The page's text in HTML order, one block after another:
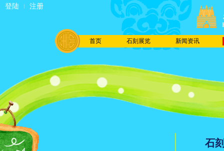
登陆 注册
首页 石刻展览 新闻资讯
石